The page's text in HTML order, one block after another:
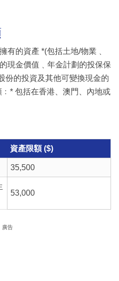
有的資產 *(包括土地/物業﹑
現金價值﹑年金計劃的投保保
份的投資及其他可變換現金的
包括在香港、澳門、內地或
資產限額 ($)
35,500
53,000
廣告